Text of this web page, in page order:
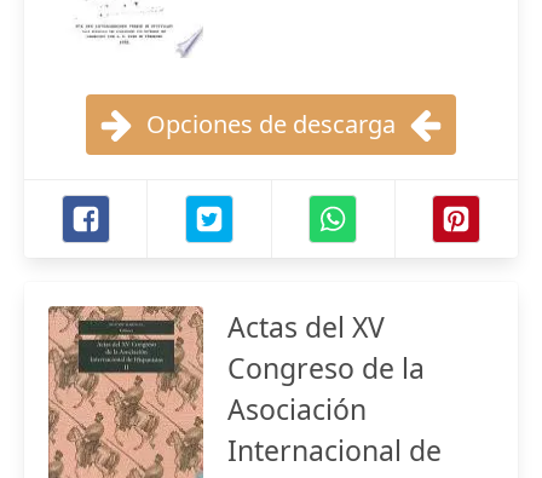
Opciones de descarga
Actas del XV
Congreso de la
Asociación
Internacional de